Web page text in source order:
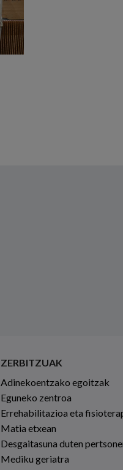
ZERBITZUAK
Adinekoentzako egoitzak
Eguneko zentroa
Errehabilitazioa eta
Matia etxean
Desgaitasuna duten
Mediku geriatra